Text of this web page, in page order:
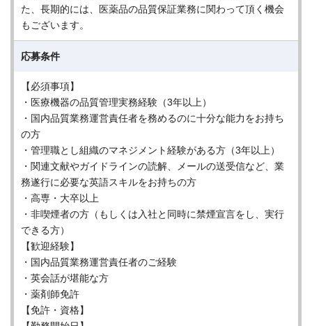
た、長期的には、医薬品の品質保証業務に関わって頂く機会
もございます。
応募条件
【必須事項】
・医療機器の品質管理実務経験（3年以上）
・国内品質業務運営責任者を務めるのに十分な能力をお持ち
の方
・管理職とし組織のマネジメント経験がある方（3年以上）
・関連文献やガイドラインの読解、メールの送受信など、業
務遂行に必要な英語スキルをお持ちの方
・高専・大卒以上
・非喫煙者の方（もしくは入社と同時に禁煙宣言をし、実行
できる方）
【歓迎経験】
・国内品質業務運営責任者のご経験
・英会話が堪能な方
・薬剤師免許
【免許・資格】